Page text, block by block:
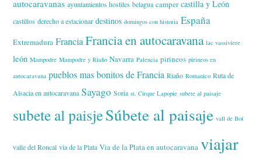
autocaravanas ayuntamientos hostiles belagua camper castilla y León
castillos derecho a estacionar destinos domingos con historia España
Extremadura Francia Francia en autocaravana lac vassiviere
león Mampodre Mampodre y Riaño Navarra Palencia pirineos pirineos en
autocaravana pueblos mas bonitos de Francia Riaño Romanico Ruta de
Alsacia en autocaravana Sayago Soria st. Cirque Lapopie subete al paisaje
subete al paisjeSúbete al paisaje vall de Boí
valle del Roncal via de la Plata Via de la Plata en autocaravana viajar